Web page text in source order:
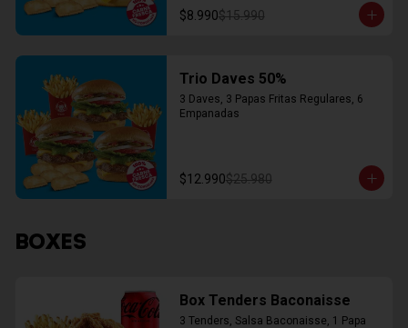
$8.990$15.990
Trio Daves 50%
3 Daves, 3 Papas Fritas Regulares, 6
Empanadas
$12.990$25.980
BOXES
Box Tenders Baconaisse
3 Tenders, Salsa Baconaisse, 1 Papa